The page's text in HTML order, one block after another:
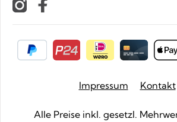
Impressum Kontakt
Alle Preise inkl. gesetzl.